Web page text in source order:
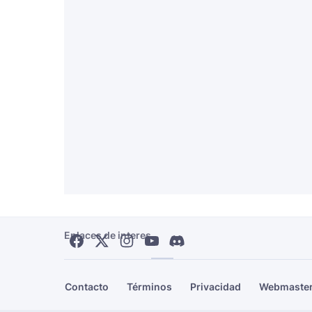
Enlaces de interes
Contacto Términos Privacidad